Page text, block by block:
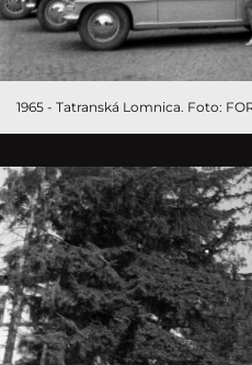
1965 - Tatranská Lomnica. Foto: